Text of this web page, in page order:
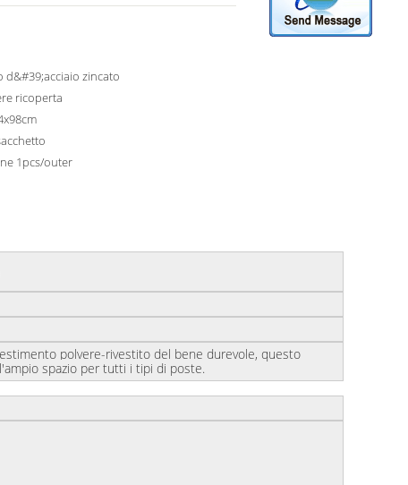
d&#39;acciaio zincato
ricoperta
1pcs/outer
polvere-rivestito del bene durevole, questo
spazio per tutti i tipi di poste.